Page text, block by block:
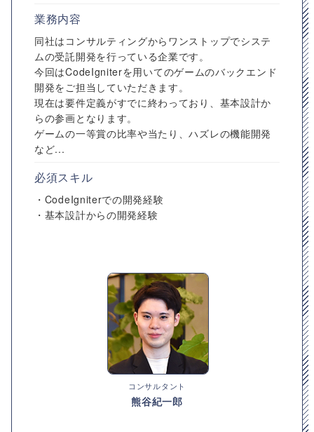
業務内容
同社はコンサルティングからワンストップでシステ
ムの受託開発を行っている企業です。
今回はCodeIgniterを用いてのゲームのバックエンド
開発をご担当していただきます。
現在は要件定義がすでに終わっており、基本設計か
らの参画となります。
ゲームの一等賞の比率や当たり、ハズレの機能開発
など...
必須スキル
・CodeIgniterでの開発経験
・基本設計からの開発経験
コンサルタント
熊谷紀一郎